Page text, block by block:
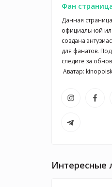
Фан
Данная
официальной
создана
для фанатов.
следите за
Аватар:
Интересные